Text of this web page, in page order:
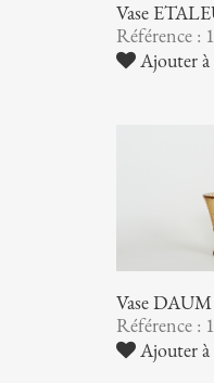
Vase
Référence :
Ajouter
Vase
Référence :
Ajouter